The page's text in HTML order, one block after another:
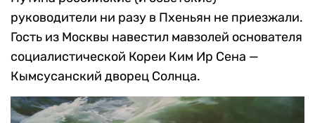
руководители ни разу в Пхеньян не приезжали.
Гость из Москвы навестил мавзолей основателя
социалистической Кореи Ким Ир Сена —
Кымсусанский дворец Солнца.